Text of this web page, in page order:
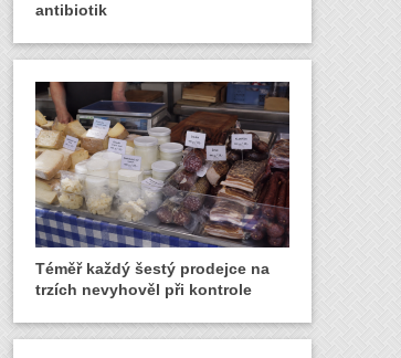
antibiotik
Téměř každý šestý prodejce na
trzích nevyhověl při kontrole